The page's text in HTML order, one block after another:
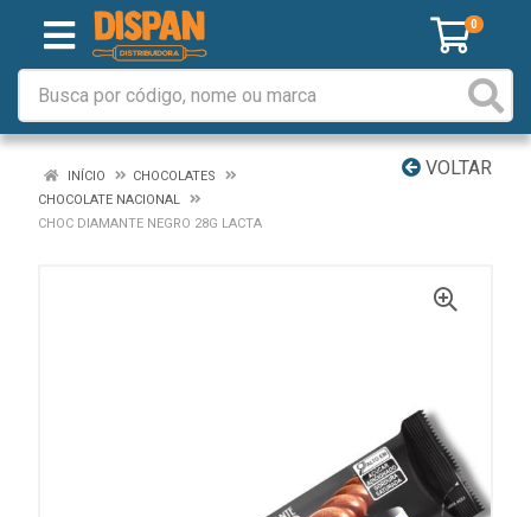
0
VOLTAR
INÍCIO
CHOCOLATES
CHOCOLATE NACIONAL
CHOC DIAMANTE NEGRO 28G LACTA